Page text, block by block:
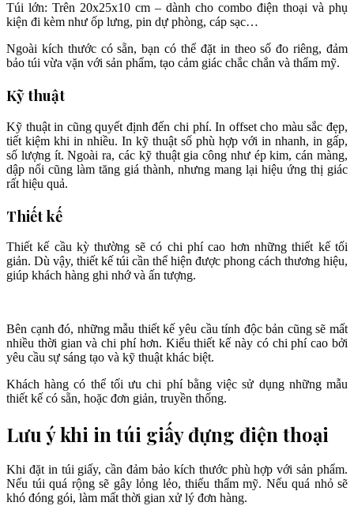
Túi lớn: Trên 20x25x10 cm – dành cho combo điện thoại và phụ
kiện đi kèm như ốp lưng, pin dự phòng, cáp sạc…
Ngoài kích thước có sẵn, bạn có thể đặt in theo số đo riêng, đảm
bảo túi vừa vặn với sản phẩm, tạo cảm giác chắc chắn và thẩm mỹ.
Kỹ thuật
Kỹ thuật in cũng quyết định đến chi phí. In offset cho màu sắc đẹp,
tiết kiệm khi in nhiều. In kỹ thuật số phù hợp với in nhanh, in gấp,
số lượng ít. Ngoài ra, các kỹ thuật gia công như ép kim, cán màng,
dập nổi cũng làm tăng giá thành, nhưng mang lại hiệu ứng thị giác
rất hiệu quả.
Thiết kế
Thiết kế cầu kỳ thường sẽ có chi phí cao hơn những thiết kế tối
giản. Dù vậy, thiết kế túi cần thể hiện được phong cách thương hiệu,
giúp khách hàng ghi nhớ và ấn tượng.
Bên cạnh đó, những mẫu thiết kế yêu cầu tính độc bản cũng sẽ mất
nhiều thời gian và chi phí hơn. Kiểu thiết kế này có chi phí cao bởi
yêu cầu sự sáng tạo và kỹ thuật khác biệt.
Khách hàng có thể tối ưu chi phí bằng việc sử dụng những mẫu
thiết kế có sẵn, hoặc đơn giản, truyền thống.
Lưu ý khi in túi giấy đựng điện thoại
Khi đặt in túi giấy, cần đảm bảo kích thước phù hợp với sản phẩm.
Nếu túi quá rộng sẽ gây lỏng lẻo, thiếu thẩm mỹ. Nếu quá nhỏ sẽ
khó đóng gói, làm mất thời gian xử lý đơn hàng.